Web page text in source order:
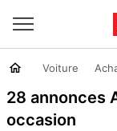
Voiture
28 annonces
occasion